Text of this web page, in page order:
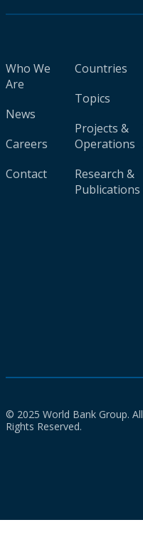
Who We
Are
News
Careers
Contact
Countries
Topics
Projects &
Operations
Research &
Publications
© 2025 World Bank Group. All
Rights Reserved.